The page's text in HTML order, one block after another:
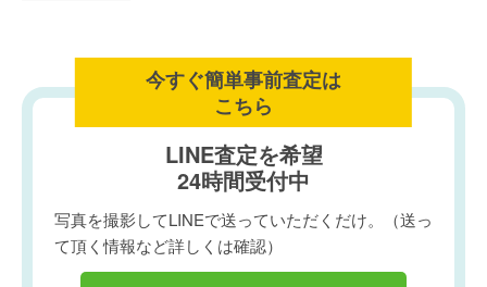
今すぐ簡単事前査定は
こちら
LINE査定を希望
24時間受付中
写真を撮影してLINEで送っていただくだけ。（送っ
て頂く情報など詳しくは確認）